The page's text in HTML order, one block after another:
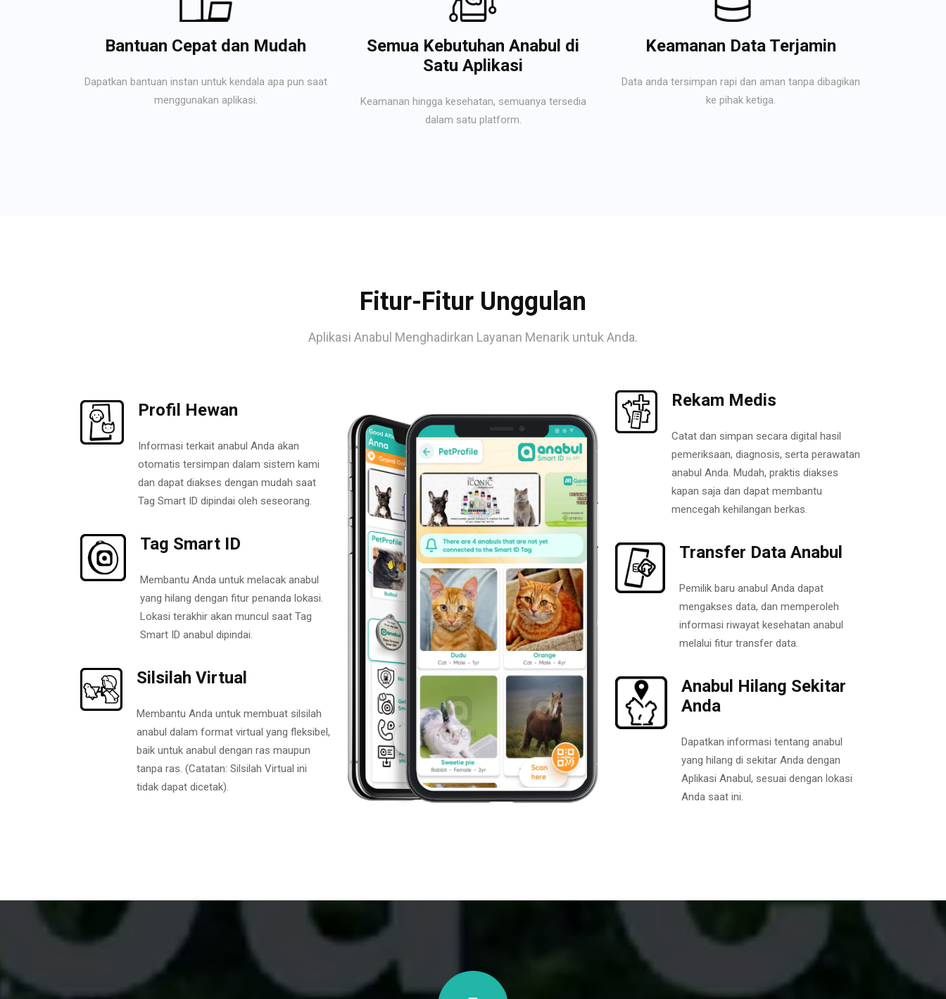
Bantuan Cepat dan Mudah
Dapatkan bantuan instan untuk kendala apa pun saat
menggunakan aplikasi.
Semua Kebutuhan Anabul di
Satu Aplikasi
Keamanan hingga kesehatan, semuanya tersedia
dalam satu platform.
Keamanan Data Terjamin
Data anda tersimpan rapi dan aman tanpa dibagikan
ke pihak ketiga.
Fitur-Fitur Unggulan
Aplikasi Anabul Menghadirkan Layanan Menarik untuk Anda.
Profil Hewan
Informasi terkait anabul Anda akan
otomatis tersimpan dalam sistem kami
dan dapat diakses dengan mudah saat
Tag Smart ID dipindai oleh seseorang.
Tag Smart ID
Membantu Anda untuk melacak anabul
yang hilang dengan fitur penanda lokasi.
Lokasi terakhir akan muncul saat Tag
Smart ID anabul dipindai.
Silsilah Virtual
Membantu Anda untuk membuat silsilah
anabul dalam format virtual yang fleksibel,
baik untuk anabul dengan ras maupun
tanpa ras. (Catatan: Silsilah Virtual ini
tidak dapat dicetak).
Rekam Medis
Catat dan simpan secara digital hasil
pemeriksaan, diagnosis, serta perawatan
anabul Anda. Mudah, praktis diakses
kapan saja dan dapat membantu
mencegah kehilangan berkas.
Transfer Data Anabul
Pemilik baru anabul Anda dapat
mengakses data, dan memperoleh
informasi riwayat kesehatan anabul
melalui fitur transfer data.
Anabul Hilang Sekitar
Anda
Dapatkan informasi tentang anabul
yang hilang di sekitar Anda dengan
Aplikasi Anabul, sesuai dengan lokasi
Anda saat ini.